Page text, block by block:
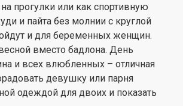
прогулки или как спортивную
и пайта без молнии с круглой
и для беременных женщин.
вместо бадлона. День
и всех влюбленных – отличная
девушку или парня
одеждой для двоих и показать